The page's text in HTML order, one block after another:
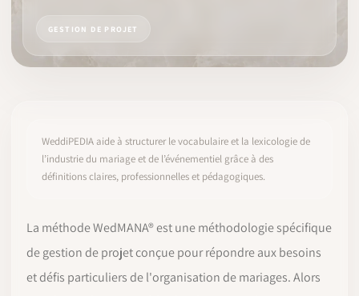
COMMENCER
GESTION DE PROJET
WeddiPEDIA aide à structurer le vocabulaire et la lexicologie de
l’industrie du mariage et de l’événementiel grâce à des
définitions claires, professionnelles et pédagogiques.
La méthode WedMANA® est une méthodologie spécifique
de gestion de projet conçue pour répondre aux besoins
et défis particuliers de l'organisation de mariages. Alors